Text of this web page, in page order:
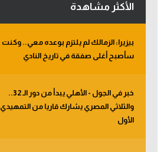
الأكثر مشاهدة
بيزيرا: الزمالك لم يلتزم بوعده معي.. وكنت
سأصبح أغلى صفقة في تاريخ النادي
خبر في الجول - الأهلي يبدأ من دور الـ 32..
والثلاثي المصري يشارك قاريا من التمهيدي
الأول